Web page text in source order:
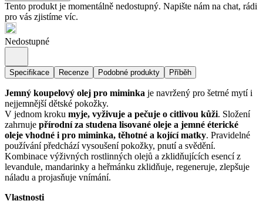
Tento produkt je momentálně nedostupný. Napište nám na chat, rádi
pro vás zjistíme víc.
Nedostupné
Specifikace Recenze Podobné produkty Příběh
Jemný koupelový olej pro miminka je navržený pro šetrné mytí i
nejjemnější dětské pokožky.
V jednom kroku myje, vyživuje a pečuje o citlivou kůži. Složení
zahrnuje přírodní za studena lisované oleje a jemné éterické
oleje vhodné i pro miminka, těhotné a kojící matky. Pravidelné
používání předchází vysoušení pokožky, pnutí a svědění.
Kombinace výživných rostlinných olejů a zklidňujících esencí z
levandule, mandarinky a heřmánku zklidňuje, regeneruje, zlepšuje
náladu a projasňuje vnímání.
Vlastnosti